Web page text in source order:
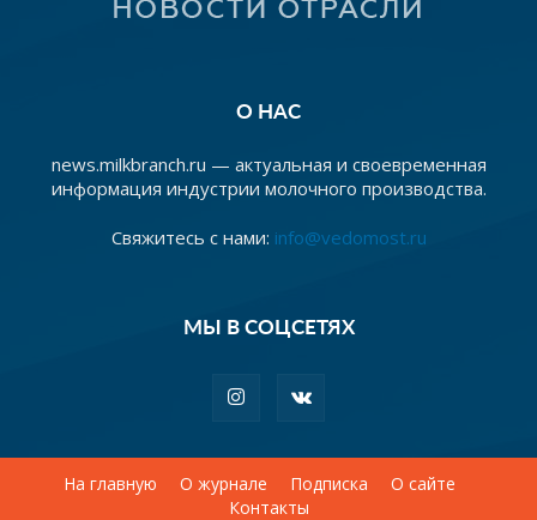
О НАС
news.milkbranch.ru — актуальная и своевременная
информация индустрии молочного производства.
Свяжитесь с нами: info@vedomost.ru
МЫ В СОЦСЕТЯХ
На главную О журнале Подписка
О сайте
Контакты